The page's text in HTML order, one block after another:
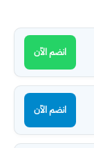
انضم الآن
انضم الآن